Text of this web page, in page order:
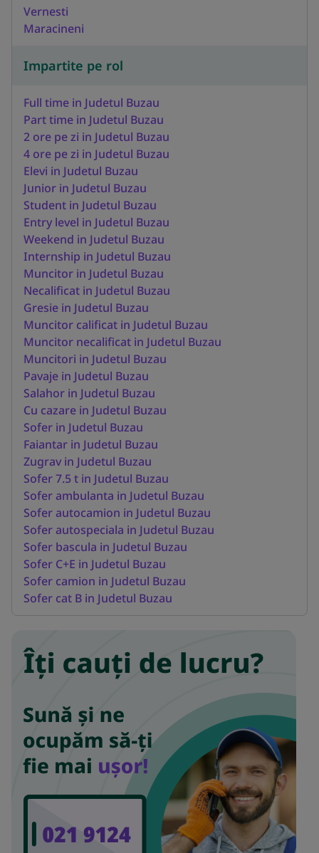
Vernesti
Maracineni
Impartite pe rol
Full time in Judetul Buzau
Part time in Judetul Buzau
2 ore pe zi in Judetul Buzau
4 ore pe zi in Judetul Buzau
Elevi in Judetul Buzau
Junior in Judetul Buzau
Student in Judetul Buzau
Entry level in Judetul Buzau
Weekend in Judetul Buzau
Internship in Judetul Buzau
Muncitor in Judetul Buzau
Necalificat in Judetul Buzau
Gresie in Judetul Buzau
Muncitor calificat in Judetul Buzau
Muncitor necalificat in Judetul Buzau
Muncitori in Judetul Buzau
Pavaje in Judetul Buzau
Salahor in Judetul Buzau
Cu cazare in Judetul Buzau
Sofer in Judetul Buzau
Faiantar in Judetul Buzau
Zugrav in Judetul Buzau
Sofer 7.5 t in Judetul Buzau
Sofer ambulanta in Judetul Buzau
Sofer autocamion in Judetul Buzau
Sofer autospeciala in Judetul Buzau
Sofer bascula in Judetul Buzau
Sofer C+E in Judetul Buzau
Sofer camion in Judetul Buzau
Sofer cat B in Judetul Buzau